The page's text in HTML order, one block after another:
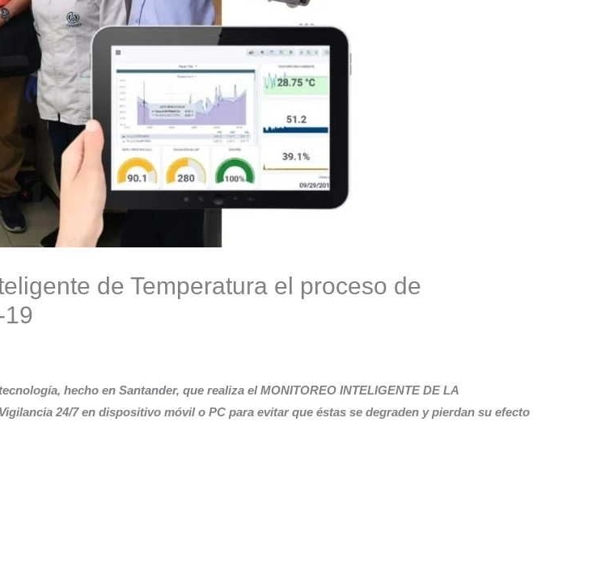
de Temperatura el proceso de
19
hecho en Santander, que realiza el MONITOREO INTELIGENTE DE LA
24/7 en dispositivo móvil o PC para evitar que éstas se degraden y pierdan su efecto